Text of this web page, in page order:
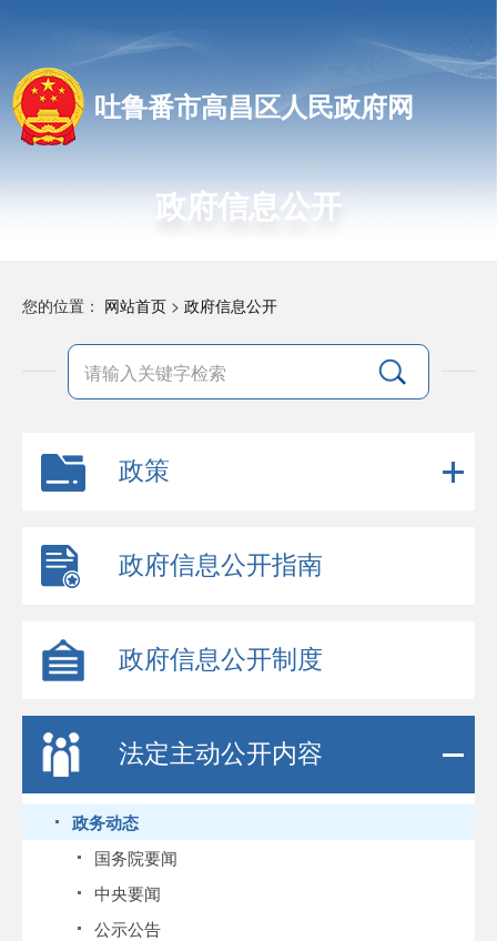
吐鲁番市高昌区人民政府网
政府信息公开
您的位置： 网站首页 > 政府信息公开
政策
政府信息公开指南
政府信息公开制度
法定主动公开内容
政务动态
国务院要闻
中央要闻
公示公告